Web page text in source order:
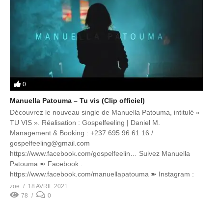
0
Manuella Patouma – Tu vis (Clip officiel)
Découvrez le nouveau single de Manuella Patouma, intitulé «
TU VIS ». Réalisation : Gospelfeeling | Daniel M.
Management & Booking : +237 695 96 61 16 /
gospelfeeling@gmail.com
https://www.facebook.com/gospelfeelin…​ Suivez Manuella
Patouma ➽ Facebook :
https://www.facebook.com/manuellapatouma​ ➽ Instagram :
https://www.instagram.com/manuellapat…​ LYRICS On
raconte des histoires sur toi On entend des témoignages de
zoe
18 AVRIL 2021
78
0